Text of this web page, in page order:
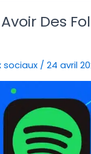
Des
sociaux /24 avril